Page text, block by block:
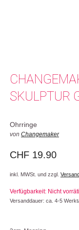
SKULPTUR
Ohrringe
von Changemaker
CHF 19.90
inkl. MWSt. und zzgl.
Verfügbarkeit: Nicht
Versanddauer: ca. 4-5